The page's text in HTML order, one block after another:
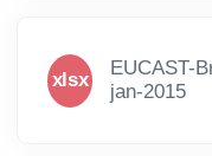
xlsx
EUCAST-
jan-2015